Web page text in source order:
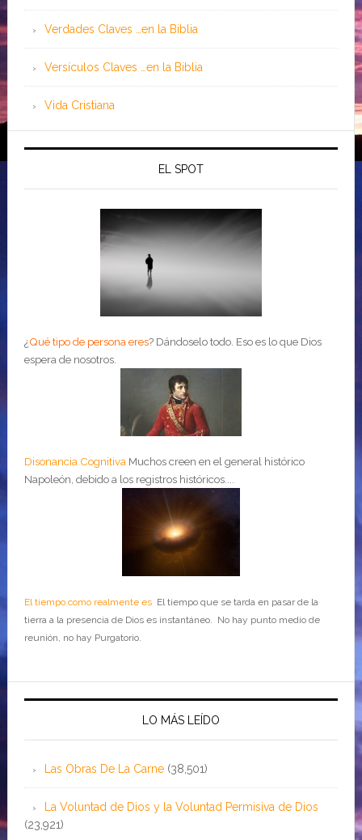
Verdades Claves …en la Biblia
Versículos Claves …en la Biblia
Vida Cristiana
EL SPOT
¿Qué tipo de persona eres? Dándoselo todo. Eso es lo que Dios
espera de nosotros.
Disonancia Cognitiva Muchos creen en el general histórico
Napoleón, debido a los registros históricos....
El tiempo como realmente esEl tiempo que se tarda en pasar de la
tierra a la presencia de Dios es instantáneo. No hay punto medio de
reunión, no hay Purgatorio.
LO MÁS LEÍDO
Las Obras De La Carne (38,501)
La Voluntad de Dios y la Voluntad Permisiva de Dios
(23,921)